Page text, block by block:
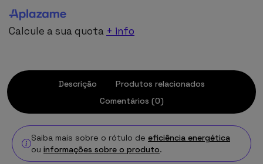
Calcule a sua quota + info
Descrição
Produtos relacionados
Comentários (0)
Saiba mais sobre o rótulo de eficiência energética
ou informações sobre o produto.